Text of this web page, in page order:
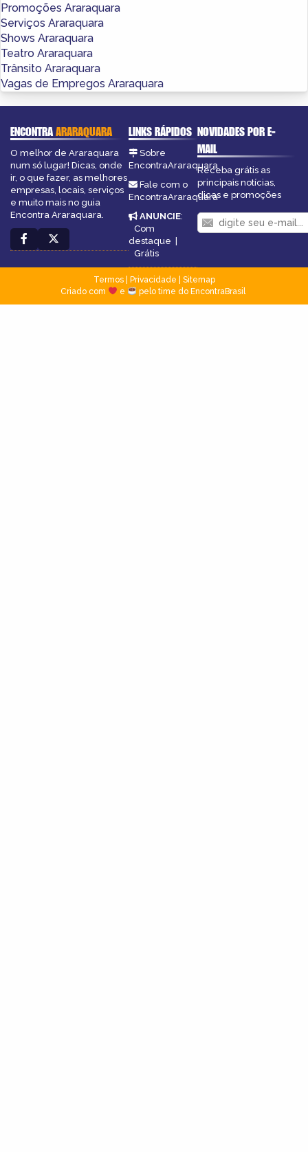
Promoções Araraquara
Serviços Araraquara
Shows Araraquara
Teatro Araraquara
Trânsito Araraquara
Vagas de Empregos Araraquara
ENCONTRAARARAQUARA
O melhor de Araraquara
num só lugar! Dicas, onde
ir, o que fazer, as melhores
empresas, locais, serviços
e muito mais no guia
Encontra Araraquara.
LINKS RÁPIDOS
Sobre
EncontraAraraquara
Fale com o
EncontraAraraquara
ANUNCIE:
Com
destaque
Grátis
NOVIDADES POR E-
MAIL
Receba grátis as
principais notícias,
dicas e promoções
Termos| Privacidade
Sitemap
Criado com
e pelo time do EncontraBrasil